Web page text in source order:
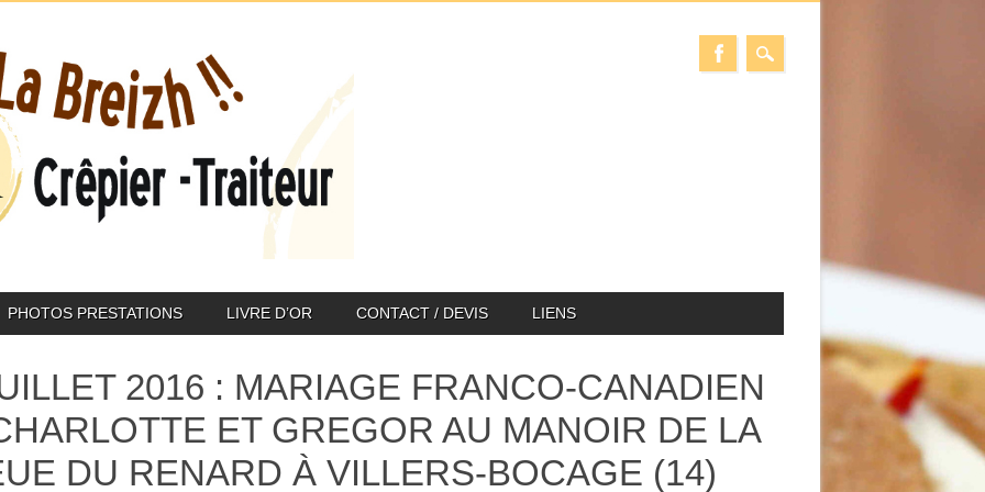
PHOTOS PRESTATIONS LIVRE D’OR CONTACT / DEVIS LIENS
2016 : MARIAGE FRANCO-CANADIEN
ET GREGOR AU MANOIR DE LA
DU RENARD À VILLERS-BOCAGE (14)